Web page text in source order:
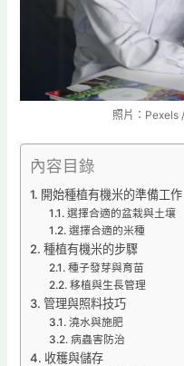
照片：Pexels
內容目錄
開始種植有機米的準備工作
選擇合適的盆栽與土壤
選擇合適的米種
種植有機米的步驟
種子發芽與育苗
移植與生長管理
管理與照料技巧
澆水與施肥
病蟲害防治
收穫與儲存